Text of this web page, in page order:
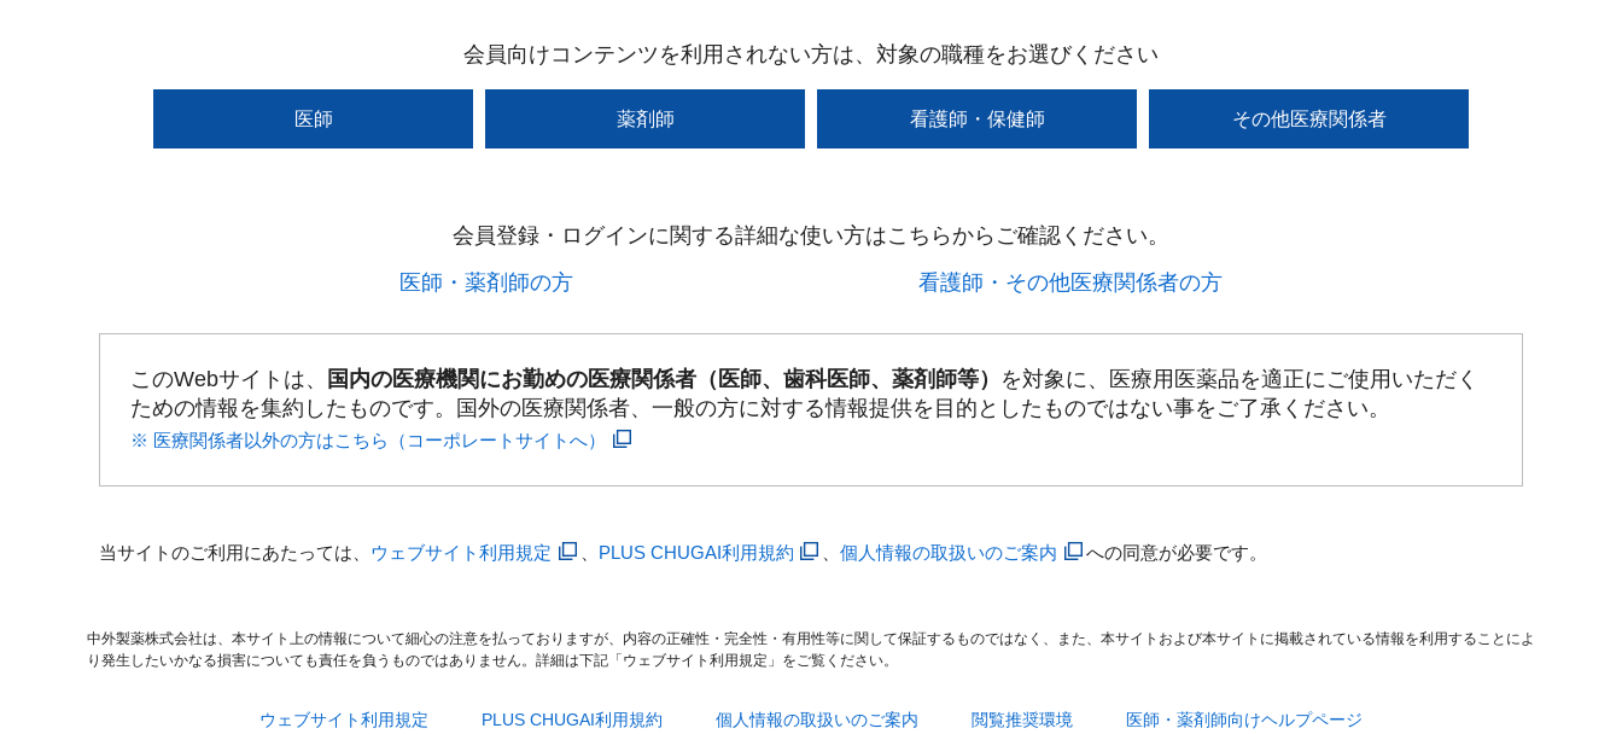
会員向けコンテンツを利用されない方は、対象の職種をお選びください
医師 薬剤師 看護師・保健師 その他医療関係者
会員登録・ログインに関する詳細な使い方はこちらからご確認ください。​
医師・薬剤師の方​
看護師・その他医療関係者の方​
このWebサイトは、 国内の医療機関にお勤めの医療関係者（医師、歯科医師、薬剤師等） を対象に、医療用医薬品を適正にご使用いただく
ための情報を集約したものです。国外の医療関係者、一般の方に対する情報提供を目的としたものではない事をご了承ください。
※ 医療関係者以外の方はこちら（コーポレートサイトへ）
当サイトのご利用にあたっては、 ウェブサイト利用規定 PLUS CHUGAI利用規約 、個人情報の取扱いのご案内 への同意が必要です。
中外製薬株式会社は、本サイト上の情報について細心の注意を払っておりますが、内容の正確性・完全性・有用性等に関して保証するものではなく、また、本サイトおよび本サイトに掲載されている情報を利用することによ
り発生したいかなる損害についても責任を負うものではありません。詳細は下記「ウェブサイト利用規定」をご覧ください。
ウェブサイト利用規定 PLUS CHUGAI利用規約 個人情報の取扱いのご案内 閲覧推奨環境
医師・薬剤師向けヘルプページ